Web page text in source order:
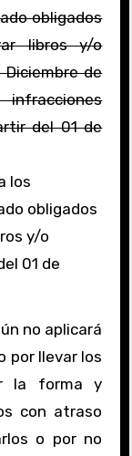
obligados
libros y/o
de
del 01 de
los
obligados
y/o
01 de
no aplicará
por llevar los
la forma y
con atraso
o por no